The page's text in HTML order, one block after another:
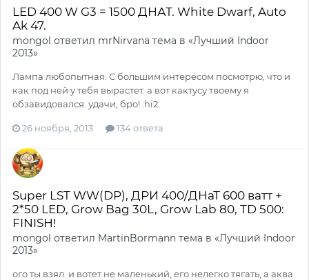
LED 400 W G3 = 1500 ДНАТ. White Dwarf, Auto
Ak 47.
mongol ответил mrNirvana тема в «Лучший Indoor
2013»
Лампа любопытная. С большим интересом посмотрю, что и
как под ней у тебя вырастет. а вот кактусу твоему я
обзавидовался. удачи, бро! :hi2:
26 ноября, 2013 134 ответа
Super LST WW(DP), ДРИ 400/ДНаТ 600 ватт +
2*50 LED, Grow Bag 30L, Grow Lab 80, TD 500:
FINISH!
mongol ответил MartinBormann тема в «Лучший Indoor
2013»
ого ты взял. и вотет не маленький, его нелегко тягать, а аква